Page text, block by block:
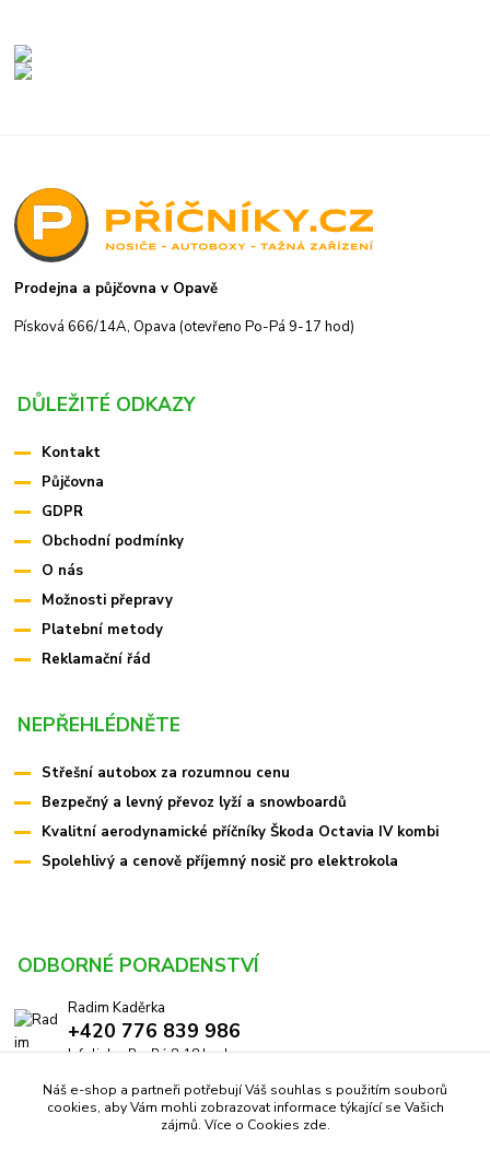
Prodejna a půjčovna v Opavě
Písková 666/14A, Opava (otevřeno Po-Pá 9-17 hod)
DŮLEŽITÉ ODKAZY
Kontakt
Půjčovna
GDPR
Obchodní podmínky
O nás
Možnosti přepravy
Platební metody
Reklamační řád
NEPŘEHLÉDNĚTE
Střešní autobox za rozumnou cenu
Bezpečný a levný převoz lyží a snowboardů
Kvalitní aerodynamické příčníky Škoda Octavia IV kombi
Spolehlivý a cenově příjemný nosič pro elektrokola
ODBORNÉ PORADENSTVÍ
Radim Kaděrka
+420 776 839 986
Infolinka: Po-Pá 8-18 hod.
info@pricniky.cz
Náš e-shop a partneři potřebují Váš souhlas s použitím souborů
cookies, aby Vám mohli zobrazovat informace týkající se Vašich
zájmů. Více o Cookies zde.